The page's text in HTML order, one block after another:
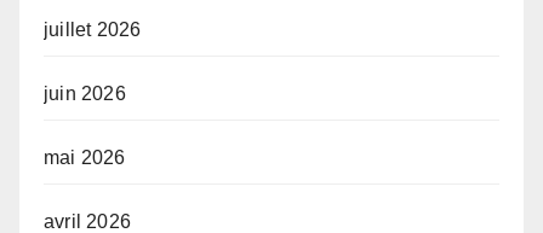
juillet 2026
juin 2026
mai 2026
avril 2026